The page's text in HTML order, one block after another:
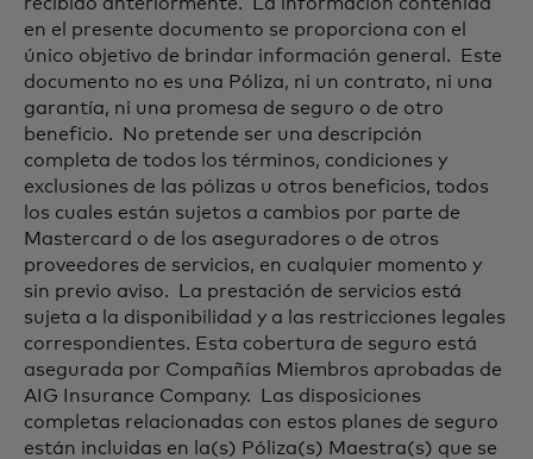
en el presente documento se proporciona con el
único objetivo de brindar información general. Este
documento no es una Póliza, ni un contrato, ni una
garantía, ni una promesa de seguro o de otro
beneficio. No pretende ser una descripción
completa de todos los términos, condiciones y
exclusiones de las pólizas u otros beneficios, todos
los cuales están sujetos a cambios por parte de
Mastercard o de los aseguradores o de otros
proveedores de servicios, en cualquier momento y
sin previo aviso. La prestación de servicios está
sujeta a la disponibilidad y a las restricciones legales
correspondientes. Esta cobertura de seguro está
asegurada por Compañías Miembros aprobadas de
AIG Insurance Company. Las disposiciones
completas relacionadas con estos planes de seguro
están incluidas en la(s) Póliza(s) Maestra(s) que se